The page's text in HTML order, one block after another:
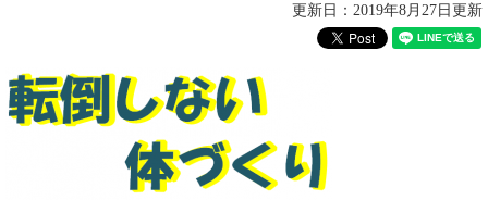
更新日：2019年8月27日更新